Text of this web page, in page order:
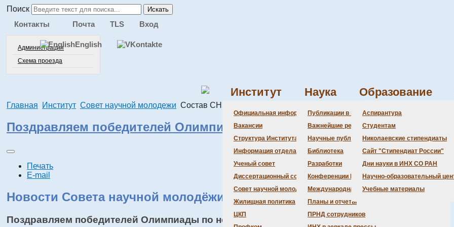
Поиск Искать
Контакты
Администрация
Схема проезда
Почта TLS Вход
English
Институт
Официальная информация
Администрация
Бланки
История Института
Локальные акты
Противодействие
Вакансии
Структура Института
Информация отдела кадров
Документация
Ученый совет
Состав совета
Повестка дня заседаний
Информация ученого
Диссертационный совет
Состав совета
Даты защит диссертаций
Шифры специальностей
Объявления о защитах
Предварительное
Совет научной молодежи
Состав СНМ
Жилищная политика
ЦКП
Новости науки
Награды
Наука
Публикации в ведущих журналах
Важнейшие результаты
Научные публикации сотрудников
Библиотека
Разработки
Конференции Института
Международная деятельность
Планы и отчеты
ПРНД сотрудников
Образование
Аспирантура
Студентам
Николаевские стипендиаты
Сайт "Стипендиат России"
Дни науки в ИНХ СО РАН
Научно-образовательный
Учебные материалы
Главная Институт Совет научной молодежи Состав СНМ
Поздравляем победителей Олимпиады по неорганической химии
Печать
E-mail
Новости Совета научной молодёжи ИНХ СО РАН
Поздравляем победителей Олимпиады по неорганической химии